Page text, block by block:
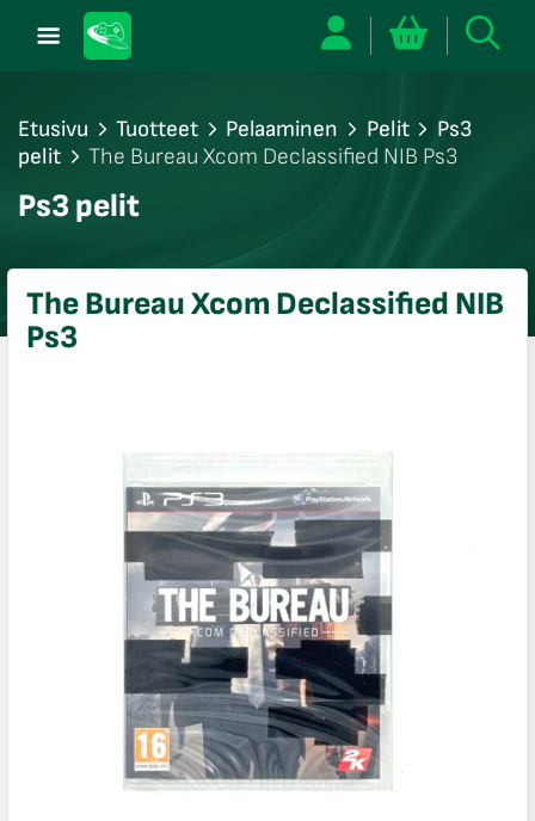
Etusivu Tuotteet Pelaaminen Pelit
Ps3
pelit
The Bureau Xcom Declassified NIB Ps3
Ps3 pelit
The Bureau Xcom Declassified NIB
Ps3
sulje
sulje